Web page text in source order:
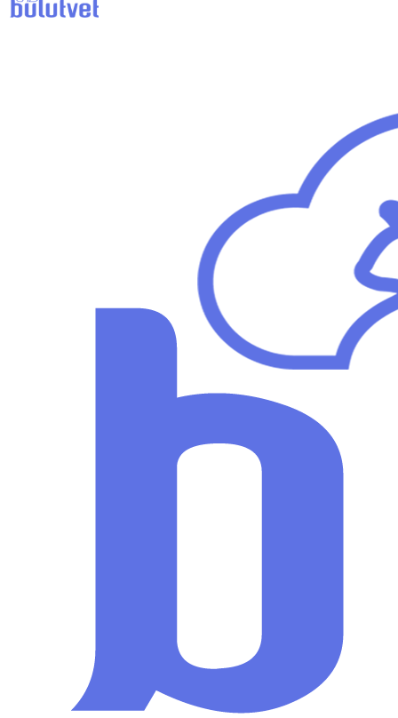
GVP En İyi Veteriner Uygulamaları Nedir ve Neden
insanlar kadar sağlıklı ve mutlu bir yaşam sürdürebilmeleri
açısından önemi çok büyüktür. Veteriner klinikleri, yalnızca
hayvan sağlığı için değil, insan sağlığı ve çevrenin korunması için
de faaliyet gösteren merkezlerdir. Dolayısıyla günümüzde
veteriner klinik sorumluluklarını ve kurumsal kriterlerini belirleyen